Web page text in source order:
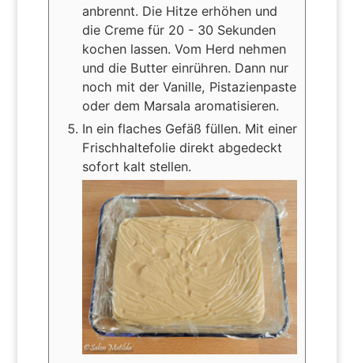
anbrennt. Die Hitze erhöhen und
die Creme für 20 - 30 Sekunden
kochen lassen. Vom Herd nehmen
und die Butter einrühren. Dann nur
noch mit der Vanille, Pistazienpaste
oder dem Marsala aromatisieren.
In ein flaches Gefäß füllen. Mit einer
Frischhaltefolie direkt abgedeckt
sofort kalt stellen.